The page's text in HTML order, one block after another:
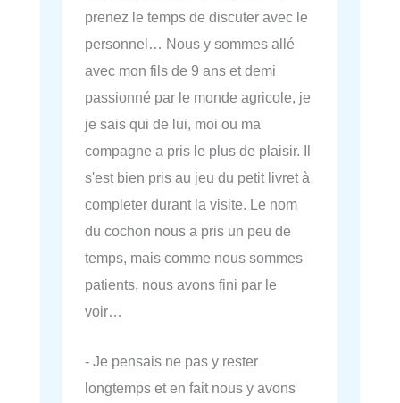
prenez le temps de discuter avec le
personnel… Nous y sommes allé
avec mon fils de 9 ans et demi
passionné par le monde agricole, je
je sais qui de lui, moi ou ma
compagne a pris le plus de plaisir. Il
s'est bien pris au jeu du petit livret à
completer durant la visite. Le nom
du cochon nous a pris un peu de
temps, mais comme nous sommes
patients, nous avons fini par le
voir…
- Je pensais ne pas y rester
longtemps et en fait nous y avons